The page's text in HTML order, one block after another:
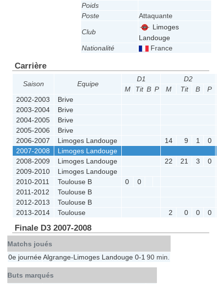
Poids
Poste
Attaquante
Club
Limoges
Landouge
Nationalité
France
Carrière
Saison Equipe
D1
D2
M
Tit B P M Tit B
P
2002-2003
Brive
2003-2004
Brive
2004-2005
Brive
2005-2006
Brive
2006-2007
Limoges Landouge 14 9 1
0
2007-2008
Limoges Landouge
2008-2009
Limoges Landouge 22 21 3
0
2009-2010
Limoges Landouge
2010-2011
Toulouse B 0
0
2011-2012
Toulouse B
2012-2013
Toulouse B
2013-2014
Toulouse 2 0 0 0
Finale D3 2007-2008
Matchs joués
0e journéeAlgrange-Limoges Landouge 0-1 90 min.
Buts marqués